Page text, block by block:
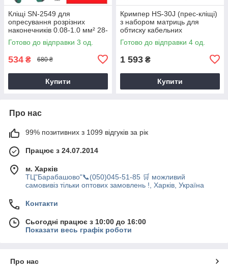
Кліщі SN-2549 для
опресування розрізних
наконечників 0.08-1.0 мм² 28-
18AWG
Готово до відправки 3 од.
534 ₴ 680 ₴
Купити
Кримпер HS-30J (прес-кліщі)
з набором матриць для
обтиску кабельних
наконечників конекторів та
роз'ємів
Готово до відправки 4 од.
1 593 ₴
Купити
Про нас
99% позитивних з 1099 відгуків за рік
Працює з 24.07.2014
м. Харків
ТЦ"Барабашово"📞(050)045-51-85 🛒 можливий
самовивіз тільки оптових замовлень !, Харків, Україна
Контакти
Сьогодні працює з 10:00 до 16:00
Показати весь графік роботи
Про нас